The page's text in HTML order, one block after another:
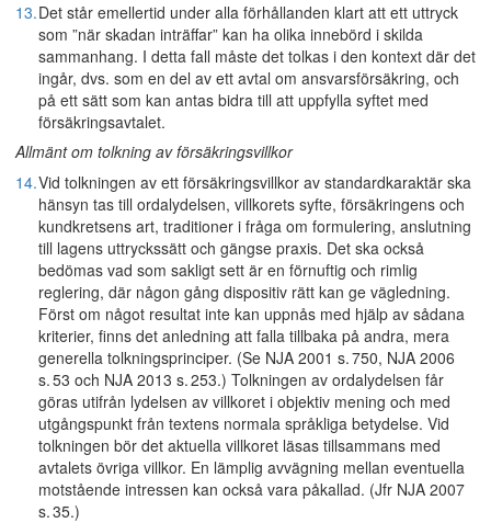
13.Det står emellertid under alla förhållanden klart att ett uttryck
som ”när skadan inträffar” kan ha olika innebörd i skilda
sammanhang. I detta fall måste det tolkas i den kontext där det
ingår, dvs. som en del av ett avtal om ansvarsförsäkring, och
på ett sätt som kan antas bidra till att uppfylla syftet med
försäkringsavtalet.
Allmänt om tolkning av försäkringsvillkor
14.Vid tolkningen av ett försäkringsvillkor av standardkaraktär ska
hänsyn tas till ordalydelsen, villkorets syfte, försäkringens och
kundkretsens art, traditioner i fråga om formulering, anslutning
till lagens uttryckssätt och gängse praxis. Det ska också
bedömas vad som sakligt sett är en förnuftig och rimlig
reglering, där någon gång dispositiv rätt kan ge vägledning.
Först om något resultat inte kan uppnås med hjälp av sådana
kriterier, finns det anledning att falla tillbaka på andra, mera
generella tolkningsprinciper. (Se NJA 2001 s. 750, NJA 2006
s. 53 och NJA 2013 s. 253.) Tolkningen av ordalydelsen får
göras utifrån lydelsen av villkoret i objektiv mening och med
utgångspunkt från textens normala språkliga betydelse. Vid
tolkningen bör det aktuella villkoret läsas tillsammans med
avtalets övriga villkor. En lämplig avvägning mellan eventuella
motstående intressen kan också vara påkallad. (Jfr NJA 2007
s. 35.)